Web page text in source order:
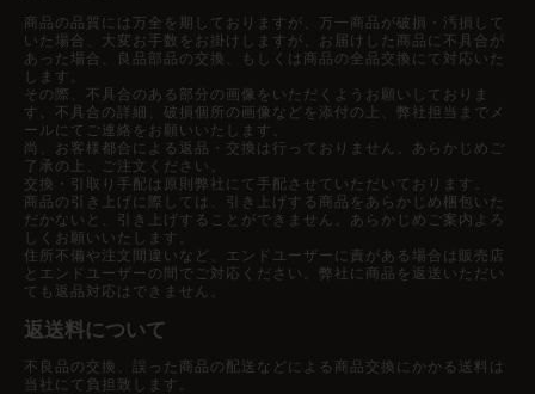
商品の品質には万全を期しておりますが、万一商品が破損・汚損して
いた場合、大変お手数をお掛けしますが、お届けした商品に不具合が
あった場合、良品部品の交換、もしくは商品の全品交換にて対応いた
します。
その際、不具合のある部分の画像をいただくようお願いしておりま
す。不具合の詳細、破損個所の画像などを添付の上、弊社担当までメ
ールにてご連絡をお願いいたします。
尚、お客様都合による返品・交換は行っておりません。あらかじめご
了承の上、ご注文ください。
交換・引取り手配は原則弊社にて手配させていただいております。
商品の引き上げに際しては、引き上げする商品をあらかじめ梱包いた
だかないと、引き上げすることができません。あらかじめご案内よろ
しくお願いいたします。
住所不備や注文間違いなど、エンドユーザーに責がある場合は販売店
とエンドユーザーの間でご対応ください。弊社に商品を返送いただい
ても返品対応はできません。
返送料について
不良品の交換、誤った商品の配送などによる商品交換にかかる送料は
当社にて負担致します。